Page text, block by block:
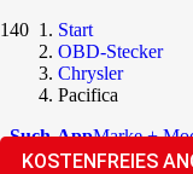
KOSTENFREIES
Start
OBD-Stecker
Chrysler
Pacifica
Such-AppMarke +
ÜberblickCommunity